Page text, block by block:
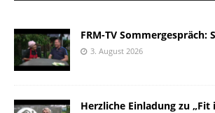
FRM-TV Sommergespräch:
3. August 2026
Herzliche Einladung zu „Fit